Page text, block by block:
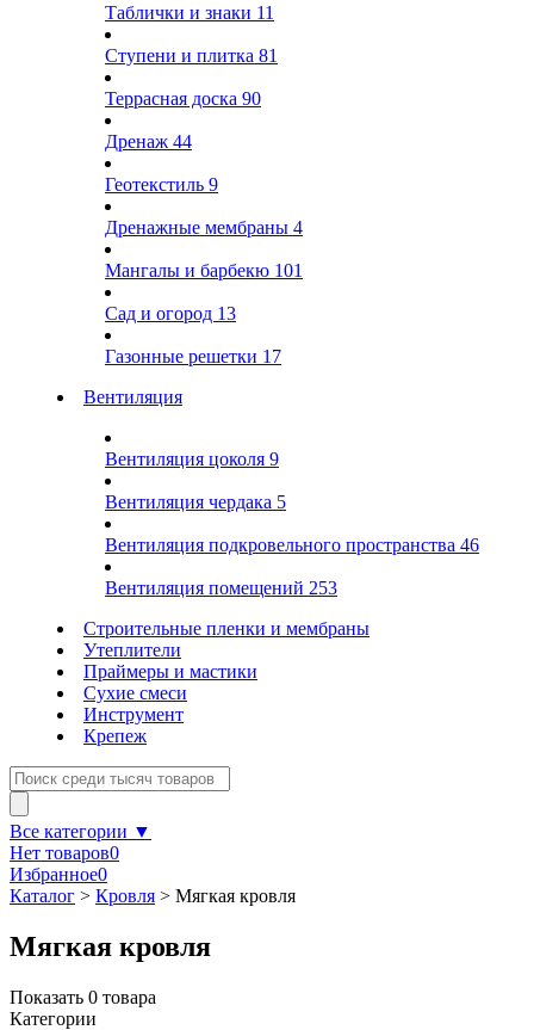
Таблички и знаки 11
Ступени и плитка 81
Террасная доска 90
Дренаж 44
Геотекстиль 9
Дренажные мембраны 4
Мангалы и барбекю 101
Сад и огород 13
Газонные решетки 17
Вентиляция
Вентиляция цоколя 9
Вентиляция чердака 5
Вентиляция подкровельного пространства 46
Вентиляция помещений 253
Строительные пленки и мембраны
Утеплители
Праймеры и мастики
Сухие смеси
Инструмент
Крепеж
Все категории ▼
Нет товаров0
Избранное0
Каталог > Кровля > Мягкая кровля
Мягкая кровля
Показать 0 товара
Категории